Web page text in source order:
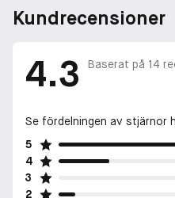
Kundrecensioner
4.3 Baserat på 14
Se fördelningen av stjärnor
5
4
3
2